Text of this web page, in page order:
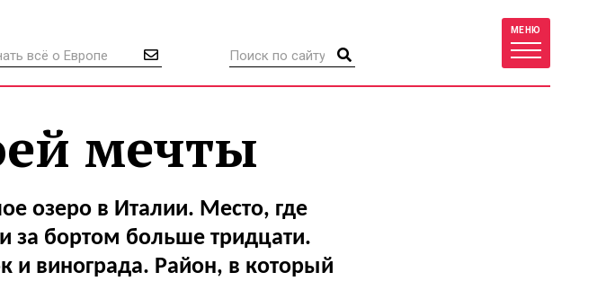
МЕНЮ
мечты
озеро в Италии. Место, где
за бортом больше тридцати.
винограда. Район, в который